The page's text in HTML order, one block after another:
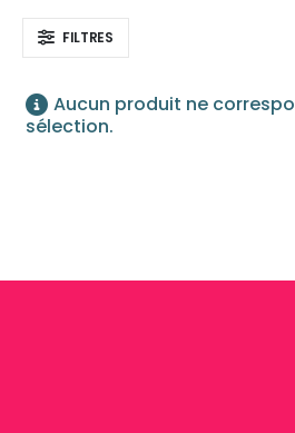
FILTRES
Aucun produit ne
sélection.